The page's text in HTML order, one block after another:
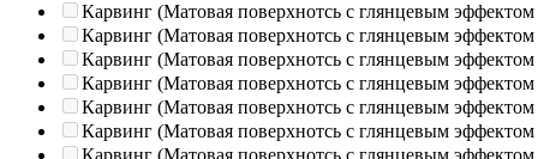
Карвинг (Матовая поверхнотсь с глянцевым эффектом
Карвинг (Матовая поверхнотсь с глянцевым эффектом
Карвинг (Матовая поверхнотсь с глянцевым эффектом
Карвинг (Матовая поверхнотсь с глянцевым эффектом
Карвинг (Матовая поверхнотсь с глянцевым эффектом
Карвинг (Матовая поверхнотсь с глянцевым эффектом